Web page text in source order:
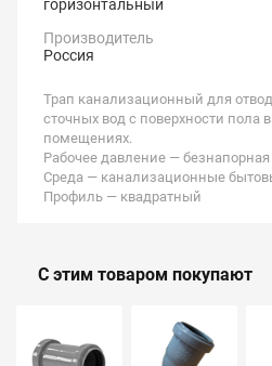
горизонтальный
Производитель
Россия
Трап канализационный для
сточных вод с поверхности пола
помещениях.
Рабочее давление — безнапорная
Среда — канализационные
Профиль — квадратный
С этим товаром покупают